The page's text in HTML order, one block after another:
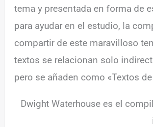
tema y presentada en forma de
para ayudar en el estudio, la
compartir de este maravilloso
textos se relacionan solo
pero se añaden como «Textos
Dwight Waterhouse es el